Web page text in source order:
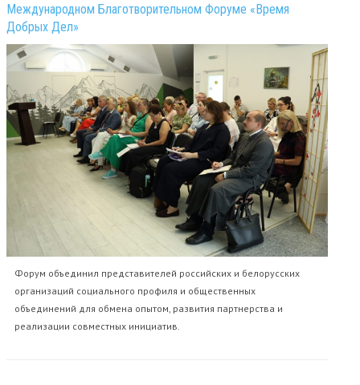
Международном Благотворительном Форуме «Время
Добрых Дел»
Форум объединил представителей российских и белорусских
организаций социального профиля и общественных
объединений для обмена опытом, развития партнерства и
реализации совместных инициатив.